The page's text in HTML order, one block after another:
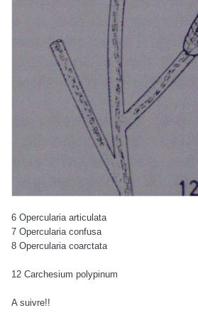
6 Opercularia articulata
7 Opercularia confusa
8 Opercularia coarctata
12 Carchesium polypinum
A suivre!!